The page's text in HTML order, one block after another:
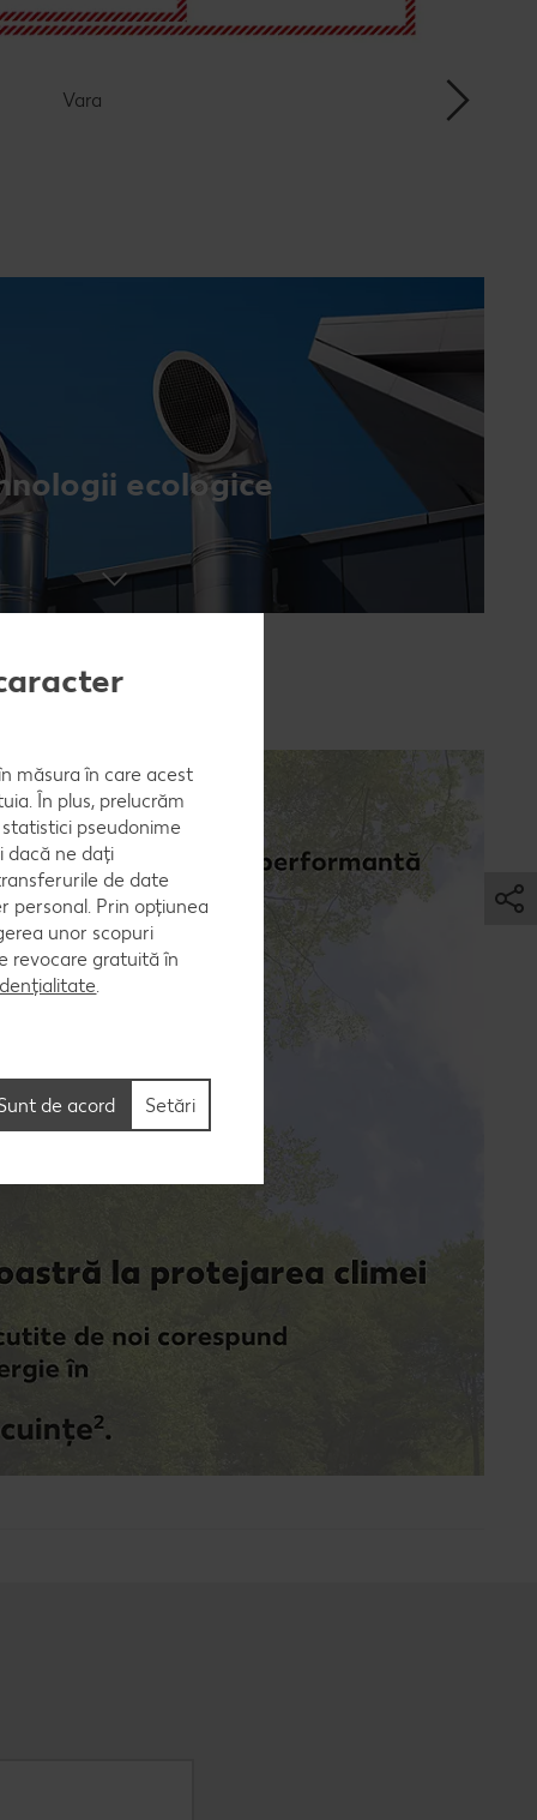
Vara
ecologice
măsura în care acest
În plus, prelucrăm
pseudonime
dacă ne dați
de date
personal. Prin opțiunea
unor scopuri
revocare gratuită în
.
Setări
de acord